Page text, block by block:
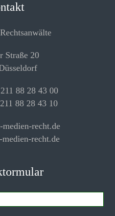
Straße 20
88 28 43 00
88 28 43 10
recht.de
recht.de